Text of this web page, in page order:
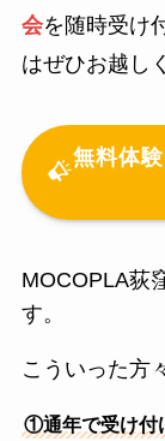
会を随時受け
はぜひお越し
無料体
MOCOPLA荻
す。
こういった方
①通年で受け付